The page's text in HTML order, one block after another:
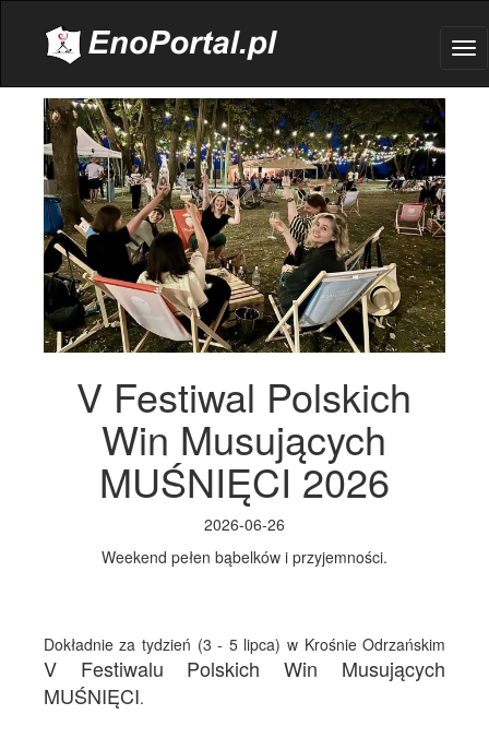
V Festiwal Polskich
Win Musujących
MUŚNIĘCI 2026
2026-06-26
Weekend pełen bąbelków i przyjemności.
Dokładnie za tydzień (3 - 5 lipca) w Krośnie Odrzańskim
V Festiwalu Polskich Win Musujących
MUŚNIĘCI.